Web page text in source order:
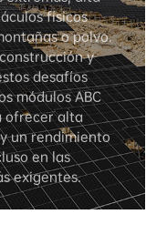
físicos
o polvo.
y
desafíos
módulos ABC
ofrecer alta
un rendimiento
en las
exigentes.